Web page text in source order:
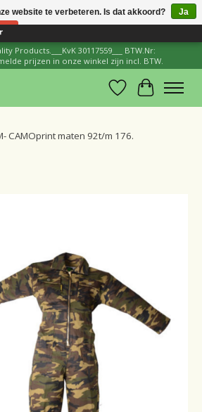
Reviews ×
Products.___KvK 30117559___ BTW.Nr:
prijzen in onze winkel zijn incl. BTW.
Verlanglijst
CAMOprint maten 92t/m 176.
website te verbeteren. Is dat akkoord?
Ja